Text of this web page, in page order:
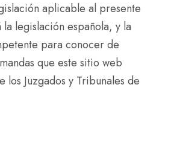
aplicable al presente
la legislación española, y la
para conocer de
que este sitio web
los Juzgados y Tribunales de